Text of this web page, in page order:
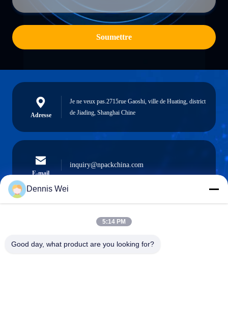
Soumettre
Adresse
Je ne veux pas.2715rue Gaoshi, ville de Huating, district
de Jiading, Shanghai Chine
E-mail
inquiry@npackchina.com
0086-21-66035560
Dennis Wei
5:14 PM
Good day, what product are you looking for?